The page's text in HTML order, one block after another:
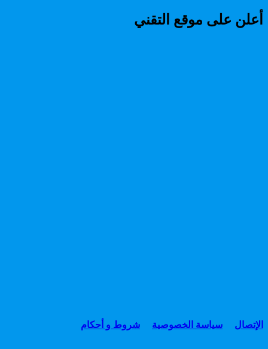
أعلن على موقع التقني
الإتصال سياسة الخصوصية شروط و أحكام